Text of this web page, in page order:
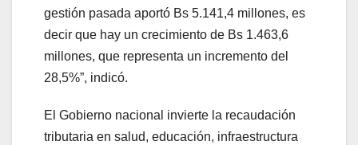
gestión pasada aportó Bs 5.141,4 millones, es
decir que hay un crecimiento de Bs 1.463,6
millones, que representa un incremento del
28,5%”, indicó.
El Gobierno nacional invierte la recaudación
tributaria en salud, educación, infraestructura